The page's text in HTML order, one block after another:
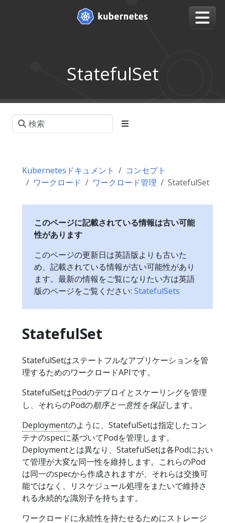
StatefulSet
Kubernetesドキュメント
コンセプト
ワークロード
ワークロード管理 StatefulSet
このページに記載されている情報は古い可能
性があります
このページの更新日は英語版よりも古いた
め、記載されている情報が古い可能性があり
ます。最新の情報をご覧になりたい方は英語
版のページをご覧ください: StatefulSets
StatefulSet
StatefulSetはステートフルなアプリケーションを管
理するためのワークロードAPIです。
StatefulSetはPodのデプロイとスケーリングを管理
し、それらのPodの順序と一意性を保証します。
Deploymentのように、StatefulSetは指定したコン
テナのspecに基づいてPodを管理します。
Deploymentとは異なり、StatefulSetは各Podにおい
て管理が大変な同一性を維持します。これらのPod
は同一のspecから作成されますが、それらは交換可
能ではなく、リスケジュール処理をまたいで維持さ
れる永続的な識別子を持ちます。
ワークロードに永続性を持たせるためにストレージ